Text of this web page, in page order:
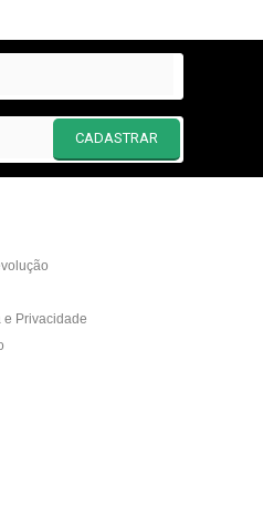
CADASTRAR
e Privacidade